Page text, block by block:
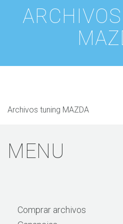
Archivos tuning MAZDA
MENU
Comprar archivos